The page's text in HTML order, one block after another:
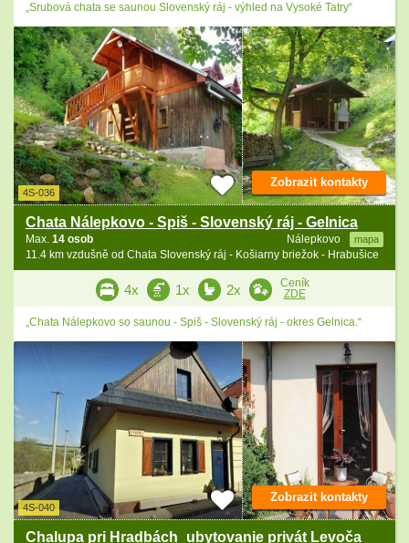
„Srubová chata se saunou Slovenský ráj - výhled na Vysoké Tatry“
4S-036
Chata Nálepkovo - Spiš - Slovenský ráj - Gelnica
Nálepkovo mapa
Max. 14 osob
11.4 km vzdušně od Chata Slovenský ráj - Košiarny briežok - Hrabušice
Zobrazit kontakty
4x 1x 2x
Ceník
ZDE
„Chata Nálepkovo so saunou - Spiš - Slovenský ráj - okres Gelnica.“
4S-040
Chalupa pri Hradbách_ubytovanie privát Levoča
Zobrazit kontakty